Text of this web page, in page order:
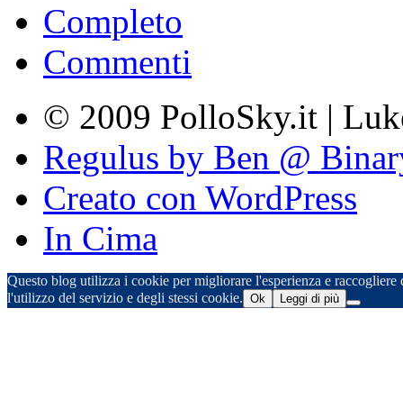
Completo
Commenti
© 2009 PolloSky.it |
Regulus by Ben @
Creato con WordPress
In Cima
Questo blog utilizza i cookie per migliorare l'esperienza e
l'utilizzo del servizio e degli stessi cookie. Ok Leggi di più